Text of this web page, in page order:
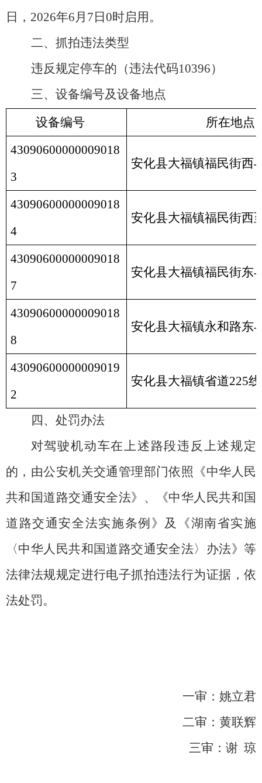
日，2026年6月7日0时启用。
二、抓拍违法类型
违反规定停车的（违法代码10396）
三、设备编号及设备地点
设备编号
所在地点
43090600000009018
3
安化县大福镇福民街西
43090600000009018
4
安化县大福镇福民街西
43090600000009018
7
安化县大福镇福民街东
43090600000009018
8
安化县大福镇永和路东
43090600000009019
2
安化县大福镇省道225
四、处罚办法
对驾驶机动车在上述路段违反上述规定
的，由公安机关交通管理部门依照《中华人民
共和国道路交通安全法》、《中华人民共和国
道路交通安全法实施条例》及《湖南省实施
〈中华人民共和国道路交通安全法〉办法》等
法律法规规定进行电子抓拍违法行为证据，依
法处罚。
一审：姚立君
二审：黄联辉
三审：谢 琼